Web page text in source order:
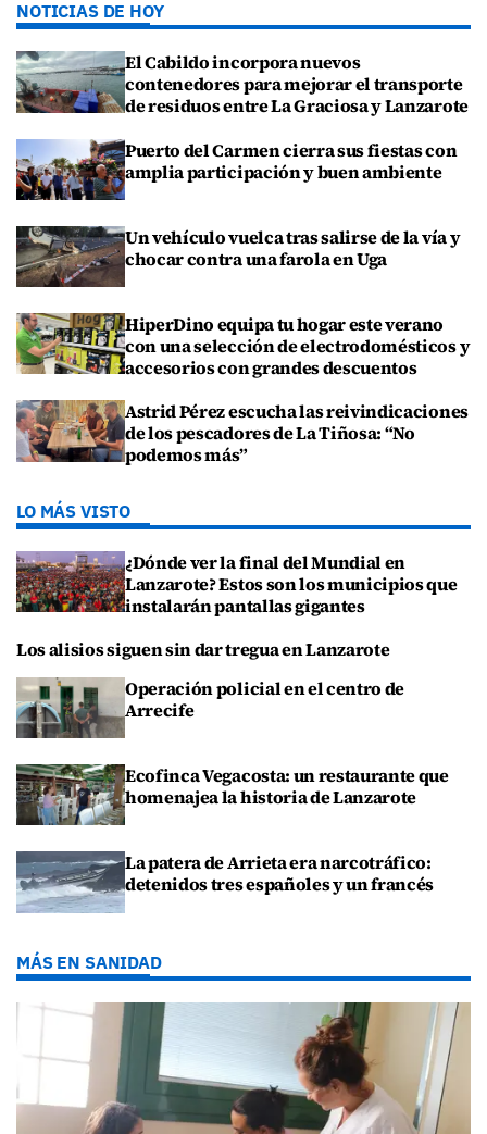
NOTICIAS DE HOY
El Cabildo incorpora nuevos
contenedores para mejorar el transporte
de residuos entre La Graciosa y Lanzarote
Puerto del Carmen cierra sus fiestas con
amplia participación y buen ambiente
Un vehículo vuelca tras salirse de la vía y
chocar contra una farola en Uga
HiperDino equipa tu hogar este verano
con una selección de electrodomésticos y
accesorios con grandes descuentos
Astrid Pérez escucha las reivindicaciones
de los pescadores de La Tiñosa: “No
podemos más”
LO MÁS VISTO
¿Dónde ver la final del Mundial en
Lanzarote? Estos son los municipios que
instalarán pantallas gigantes
Los alisios siguen sin dar tregua en Lanzarote
Operación policial en el centro de
Arrecife
Ecofinca Vegacosta: un restaurante que
homenajea la historia de Lanzarote
La patera de Arrieta era narcotráfico:
detenidos tres españoles y un francés
MÁS EN SANIDAD